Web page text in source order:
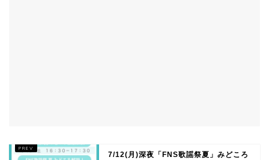
7/12(月)深夜「FNS歌謡祭夏」みどころ